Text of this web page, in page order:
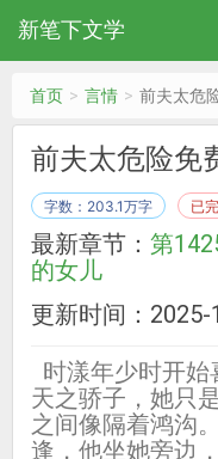
新笔下文学
首页 言情 前夫太危
前夫太危险免
字数：203.1万字 已
最新章节： 第
的女儿
更新时间：2025-
时漾年少时开
天之骄子，她只
之间像隔着鸿沟
逢，他坐她旁边